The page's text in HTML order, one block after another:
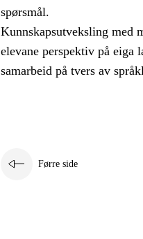
spørsmål.
Kunnskapsutveksling med
elevane perspektiv på
samarbeid på tvers av
Førre side